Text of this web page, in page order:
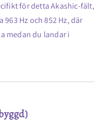
för detta Akashic-fält,
Hz och 852 Hz, där
medan du landar i